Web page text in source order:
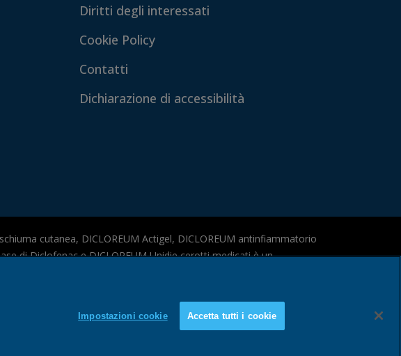
Diritti degli interessati
Cookie Policy
Contatti
Dichiarazione di accessibilità
cutanea, DICLOREUM Actigel, DICLOREUM antinfiammatorio
di Diclofenac e DICLOREUM Unidie cerotti medicati è un
avere effetti indesiderati anche gravi. Leggere attentamente il
il contenuto pubblicitario relativo a Dicloreum
e cerotti medicati, Dicloreum Actigel e Dicloreum Unidie. Eventuali
Impostazioni cookie Accetta tutti i cookie